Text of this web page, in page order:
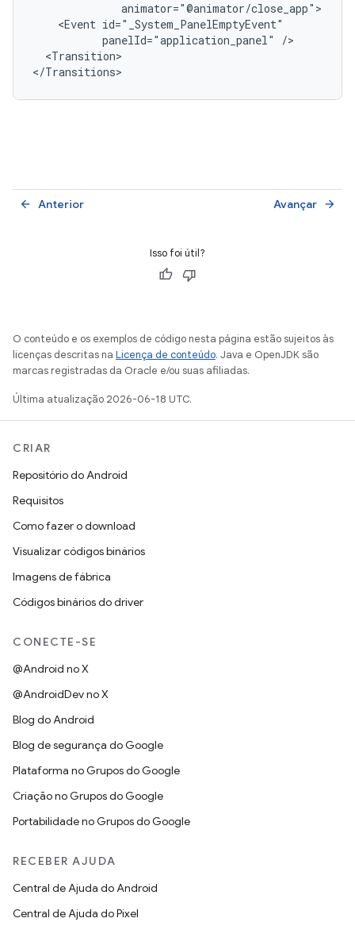
<Event
panelId="application_panel"
<Transition>
Anterior
arrow_back Avançar arrow_forward
Isso foi útil?
O conteúdo e os exemplos de código nesta página estão sujeitos às
licenças descritas na Licença de conteúdo. Java e OpenJDK são
marcas registradas da Oracle e/ou suas afiliadas.
Última atualização 2026-06-18 UTC.
CRIAR
Repositório do Android
Requisitos
Como fazer o download
Visualizar códigos binários
Imagens de fábrica
Códigos binários do driver
CONECTE-SE
@Android no X
@AndroidDev no X
Blog do Android
Blog de segurança do Google
Plataforma no Grupos do Google
Criação no Grupos do Google
Portabilidade no Grupos do Google
RECEBER AJUDA
Central de Ajuda do Android
Central de Ajuda do Pixel